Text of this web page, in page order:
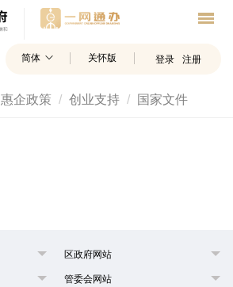
简体 关怀版 登录 注册
惠企政策 创业支持 国家文件
区政府网站
管委会网站